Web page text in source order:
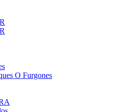
O Furgones